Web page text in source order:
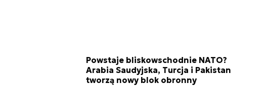
Powstaje bliskowschodnie NATO?
Arabia Saudyjska, Turcja i Pakistan
tworzą nowy blok obronny